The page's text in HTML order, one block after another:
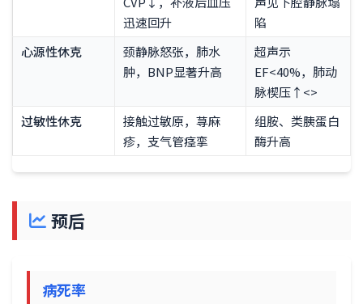
迅速回升
陷
心源性休克
颈静脉怒张，肺水
肿，BNP显著升高
超声示
EF<40%，肺动
脉楔压↑<>
过敏性休克
接触过敏原，荨麻
疹，支气管痉挛
组胺、类胰蛋白
酶升高
预后
病死率